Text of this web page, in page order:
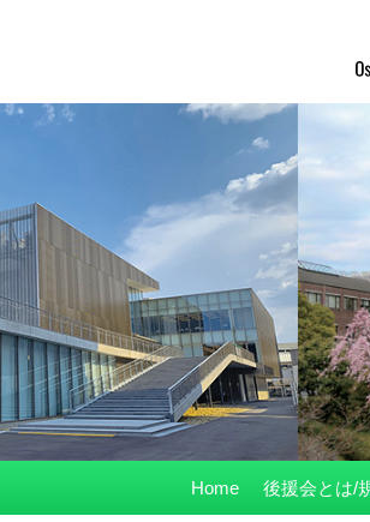
Home 後援会とは/